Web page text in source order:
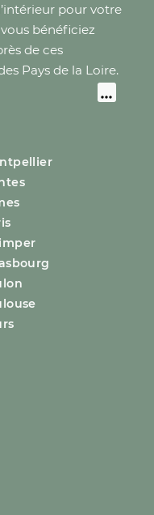
pour votre
bénéficiez
de ces
Pays de la Loire.